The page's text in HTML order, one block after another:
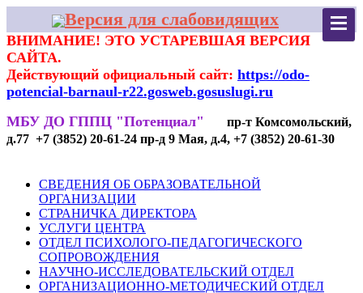
Версия для слабовидящих
ВНИМАНИЕ! ЭТО УСТАРЕВШАЯ ВЕРСИЯ
САЙТА.
Действующий официальный сайт: https://odo-
potencial-barnaul-r22.gosweb.gosuslugi.ru
МБУ ДО ГППЦ "Потенциал"
пр-т Комсомольский,
д.77 +7 (3852) 20-61-24 пр-д 9 Мая, д.4, +7 (3852) 20-61-30
СВЕДЕНИЯ ОБ ОБРАЗОВАТЕЛЬНОЙ
ОРГАНИЗАЦИИ
СТРАНИЧКА ДИРЕКТОРА
УСЛУГИ ЦЕНТРА
ОТДЕЛ ПСИХОЛОГО-ПЕДАГОГИЧЕСКОГО
СОПРОВОЖДЕНИЯ
НАУЧНО-ИССЛЕДОВАТЕЛЬСКИЙ ОТДЕЛ
ОРГАНИЗАЦИОННО-МЕТОДИЧЕСКИЙ ОТДЕЛ